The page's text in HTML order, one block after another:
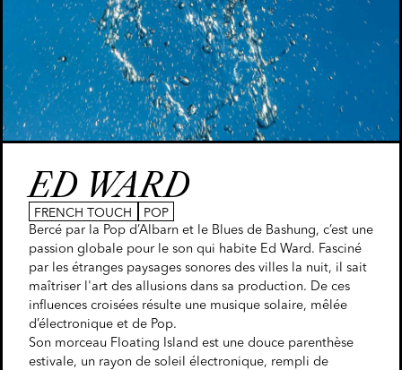
ED WARD
FRENCH TOUCH POP
Bercé par la Pop d’Albarn et le Blues de Bashung, c’est une
passion globale pour le son qui habite Ed Ward. Fasciné
par les étranges paysages sonores des villes la nuit, il sait
maîtriser l'art des allusions dans sa production. De ces
influences croisées résulte une musique solaire, mêlée
d’électronique et de Pop.
Son morceau Floating Island est une douce parenthèse
estivale, un rayon de soleil électronique, rempli de